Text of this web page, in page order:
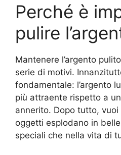
Perché è
pulire
Mantenere l’argento
serie di motivi.
fondamentale: l’argento
più attraente rispetto a
annerito. Dopo tutto,
oggetti esplodano in
speciali che nella vita di